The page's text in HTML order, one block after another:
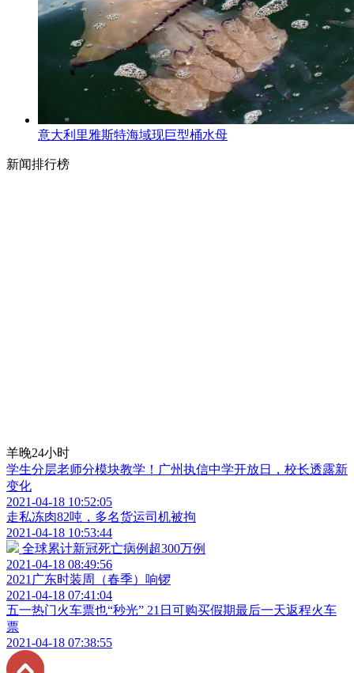
意大利里雅斯特海域现巨型桶水母
新闻排行榜
羊晚24小时
学生分层老师分模块教学！广州执信中学开放日，校长透露新
变化
2021-04-18 10:52:05
走私冻肉82吨，多名货运司机被拘
2021-04-18 10:53:44
全球累计新冠死亡病例超300万例
2021-04-18 08:49:56
2021广东时装周（春季）响锣
2021-04-18 07:41:04
五一热门火车票也“秒光” 21日可购买假期最后一天返程火车
票
2021-04-18 07:38:55